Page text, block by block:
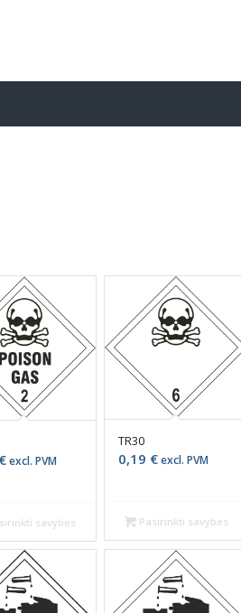
€excl. PVM
savybes
TR30
0,19 €excl. PVM
Pasirinkti savybes